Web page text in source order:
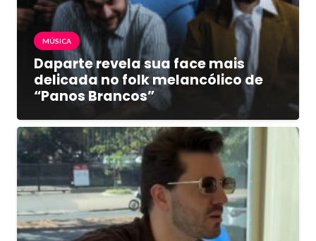
MÚSICA
Daparte revela sua face mais
delicada no folk melancólico de
“Panos Brancos”